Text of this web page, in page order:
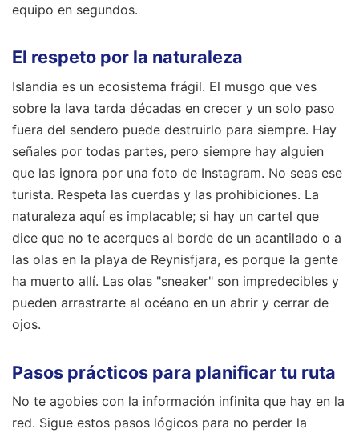
equipo en segundos.
El respeto por la naturaleza
Islandia es un ecosistema frágil. El musgo que ves
sobre la lava tarda décadas en crecer y un solo paso
fuera del sendero puede destruirlo para siempre. Hay
señales por todas partes, pero siempre hay alguien
que las ignora por una foto de Instagram. No seas ese
turista. Respeta las cuerdas y las prohibiciones. La
naturaleza aquí es implacable; si hay un cartel que
dice que no te acerques al borde de un acantilado o a
las olas en la playa de Reynisfjara, es porque la gente
ha muerto allí. Las olas "sneaker" son impredecibles y
pueden arrastrarte al océano en un abrir y cerrar de
ojos.
Pasos prácticos para planificar tu ruta
No te agobies con la información infinita que hay en la
red. Sigue estos pasos lógicos para no perder la